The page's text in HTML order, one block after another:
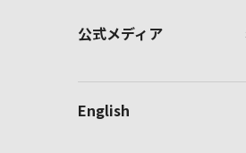
公式メディア
English